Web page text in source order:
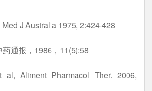
Med J Australia 1975, 2:424-428
药通报，1986，11(5):58
al, Aliment Pharmacol Ther. 2006,